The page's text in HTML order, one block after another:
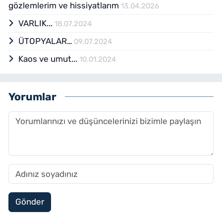
gözlemlerim ve hissiyatlarım 13.04.2026
VARLIK... 18.07.2024
ÜTOPYALAR… 09.07.2024
Kaos ve umut... 10.01.2024
Yorumlar
Gönder